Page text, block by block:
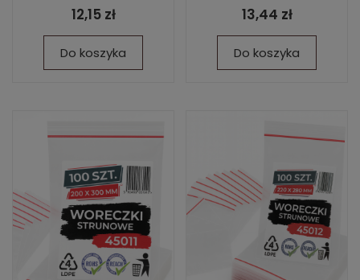
12,15 zł
Do koszyka
13,44 zł
Do koszyka